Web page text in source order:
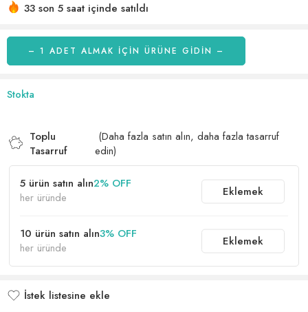
üzerinden
aldı
33 son 5 saat içinde satıldı
var
– 1 ADET ALMAK IÇIN ÜRÜNE GİDİN –
Stokta
Toplu
Tasarruf
(Daha fazla satın alın, daha fazla tasarruf
edin)
5 ürün satın alın2% OFF
her üründe
Eklemek
10 ürün satın alın3% OFF
her üründe
Eklemek
İstek listesine ekle